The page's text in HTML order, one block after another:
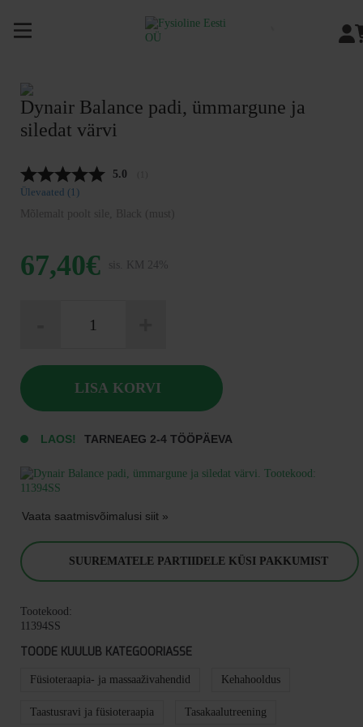
sisältöön
Dynair Balance padi, ümmargune ja
siledat värvi
Keskmine hinnang:
5.0
Ülevaated ( )
Mõlemalt poolt sile, Black (must)
67,40€ sis. KM 24%
LAOS! TARNEAEG 2-4 TÖÖPÄEVA
siledat
värvi
kogus
LISA KORVI
Vaata saatmisvõimalusi siit »
SUUREMATELE PARTIIDELE KÜSI PAKKUMIST
Tootekood:
11394SS
TOODE KUULUB KATEGOORIASSE
Füsioteraapia- ja massaaživahendid Kehahooldus
Taastusravi ja füsioteraapia Tasakaalutreening